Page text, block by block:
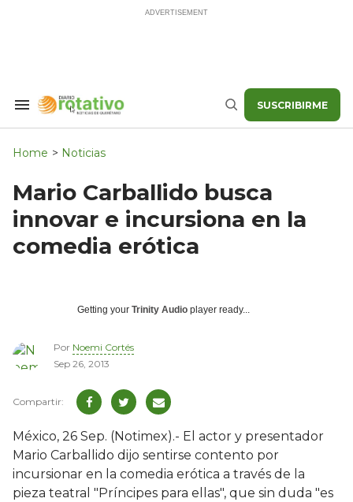
Search
Navigation
Buscar SUSCRIBIRME
Home > Noticias
Mario Carballido busca
innovar e incursiona en la
comedia erótica
Getting your Trinity Audio player ready...
Por Noemi Cortés
Sep 26, 2013
México, 26 Sep. (Notimex).- El actor y presentador
Mario Carballido dijo sentirse contento por
incursionar en la comedia erótica a través de la
pieza teatral "Príncipes para ellas", que sin duda "es